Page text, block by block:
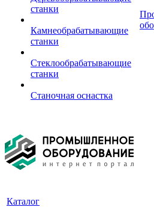
станки
Камнеобрабатывающие
станки
Стеклообрабатывающие
станки
Станочная оснастка
Каталог